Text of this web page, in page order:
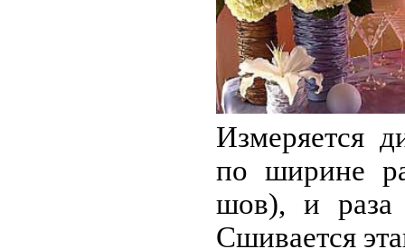
Измеряется
по ширине
шов), и раза
Сшивается